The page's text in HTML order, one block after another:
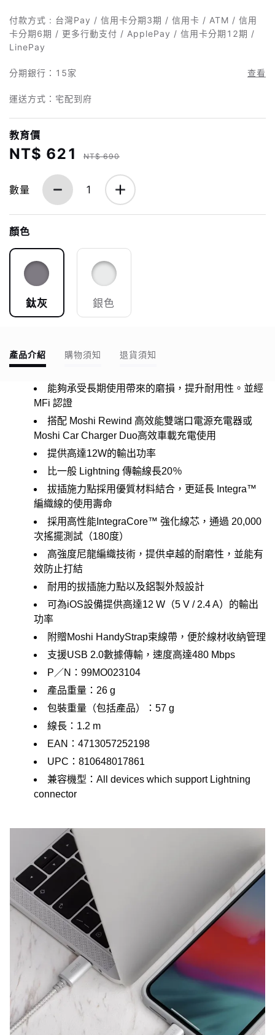
付款方式 : 台灣Pay / 信用卡分期3期 / 信用卡 / ATM / 信用
卡分期6期 / 更多行動支付 / ApplePay / 信用卡分期12期 /
LinePay
分期銀行： 15家 查看
運送方式：宅配到府
教育價
NT$ 621 NT$ 690
數量 1
顏色
鈦灰 銀色
產品介紹 購物須知 退貨須知
能夠承受長期使用帶來的磨損，提升耐用性。並經
MFi 認證
搭配 Moshi Rewind 高效能雙端口電源充電器或
Moshi Car Charger Duo高效車載充電使用
提供高達12W的輸出功率
比一般 Lightning 傳輸線長20％
拔插施力點採用優質材料結合，更延長 Integra™
編織線的使用壽命
採用高性能IntegraCore™ 強化線芯，通過 20,000
次搖擺測試（180度）
高強度尼龍編織技術，提供卓越的耐磨性，並能有
效防止打結
耐用的拔插施力點以及鋁製外殼設計
可為iOS設備提供高達12 W（5 V / 2.4 A）的輸出
功率
附贈Moshi HandyStrap束線帶，便於線材收納管理
支援USB 2.0數據傳輸，速度高達480 Mbps
P／N：99MO023104
產品重量：26 g
包裝重量（包括產品）：57 g
線長：1.2 m
EAN：4713057252198
UPC：810648017861
兼容機型：All devices which support Lightning
connector